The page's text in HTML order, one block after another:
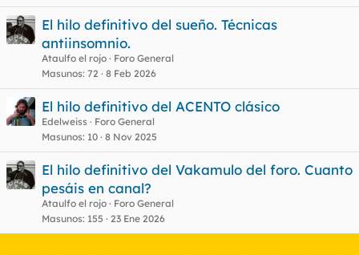
El hilo definitivo del sueño. Técnicas
antiinsomnio.
Ataulfo el rojo
Foro General
Masunos 72 8 Feb 2026
El hilo definitivo del ACENTO clásico
Edelweiss
Foro General
Masunos 10 8 Nov 2025
El hilo definitivo del Vakamulo del foro. Cuanto
pesáis en canal?
Ataulfo el rojo
Foro General
Masunos 155 23 Ene 2026